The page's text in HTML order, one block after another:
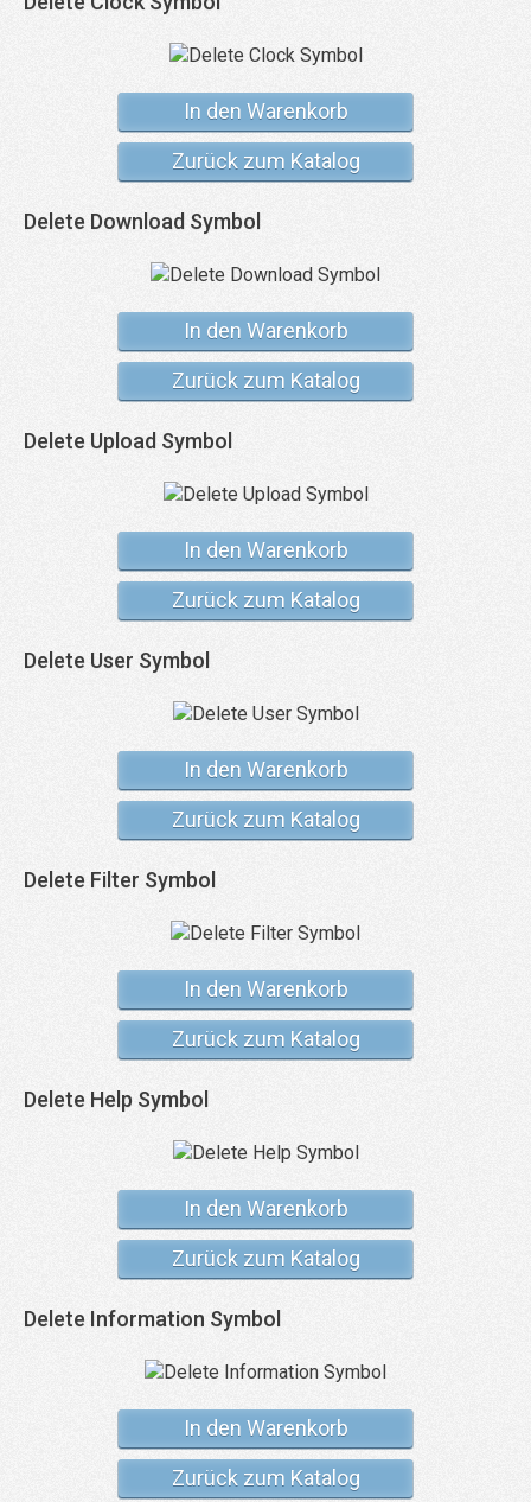
In den Warenkorb
Zurück zum Katalog
Delete Download Symbol
In den Warenkorb
Zurück zum Katalog
Delete Upload Symbol
In den Warenkorb
Zurück zum Katalog
Delete User Symbol
In den Warenkorb
Zurück zum Katalog
Delete Filter Symbol
In den Warenkorb
Zurück zum Katalog
Delete Help Symbol
In den Warenkorb
Zurück zum Katalog
Delete Information Symbol
In den Warenkorb
Zurück zum Katalog